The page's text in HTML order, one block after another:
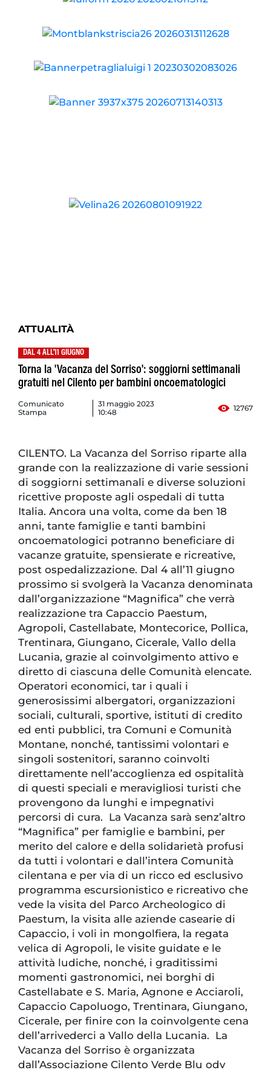
ATTUALITÀ
DAL 4 ALL'11 GIUGNO
Torna la 'Vacanza del Sorriso': soggiorni settimanali
gratuiti nel Cilento per bambini oncoematologici
Comunicato
Stampa
31 maggio 2023
10:48
12767
CILENTO. La Vacanza del Sorriso riparte alla
grande con la realizzazione di varie sessioni
di soggiorni settimanali e diverse soluzioni
ricettive proposte agli ospedali di tutta
Italia. Ancora una volta, come da ben 18
anni, tante famiglie e tanti bambini
oncoematologici potranno beneficiare di
vacanze gratuite, spensierate e ricreative,
post ospedalizzazione. Dal 4 all’11 giugno
prossimo si svolgerà la Vacanza denominata
dall’organizzazione “Magnifica” che verrà
realizzazione tra Capaccio Paestum,
Agropoli, Castellabate, Montecorice, Pollica,
Trentinara, Giungano, Cicerale, Vallo della
Lucania, grazie al coinvolgimento attivo e
diretto di ciascuna delle Comunità elencate.
Operatori economici, tar i quali i
generosissimi albergatori, organizzazioni
sociali, culturali, sportive, istituti di credito
ed enti pubblici, tra Comuni e Comunità
Montane, nonché, tantissimi volontari e
singoli sostenitori, saranno coinvolti
direttamente nell’accoglienza ed ospitalità
di questi speciali e meravigliosi turisti che
provengono da lunghi e impegnativi
percorsi di cura. La Vacanza sarà senz’altro
“Magnifica” per famiglie e bambini, per
merito del calore e della solidarietà profusi
da tutti i volontari e dall’intera Comunità
cilentana e per via di un ricco ed esclusivo
programma escursionistico e ricreativo che
vede la visita del Parco Archeologico di
Paestum, la visita alle aziende casearie di
Capaccio, i voli in mongolfiera, la regata
velica di Agropoli, le visite guidate e le
attività ludiche, nonché, i graditissimi
momenti gastronomici, nei borghi di
Castellabate e S. Maria, Agnone e Acciaroli,
Capaccio Capoluogo, Trentinara, Giungano,
Cicerale, per finire con la coinvolgente cena
dell’arrivederci a Vallo della Lucania. La
Vacanza del Sorriso è organizzata
dall’Associazione Cilento Verde Blu odv